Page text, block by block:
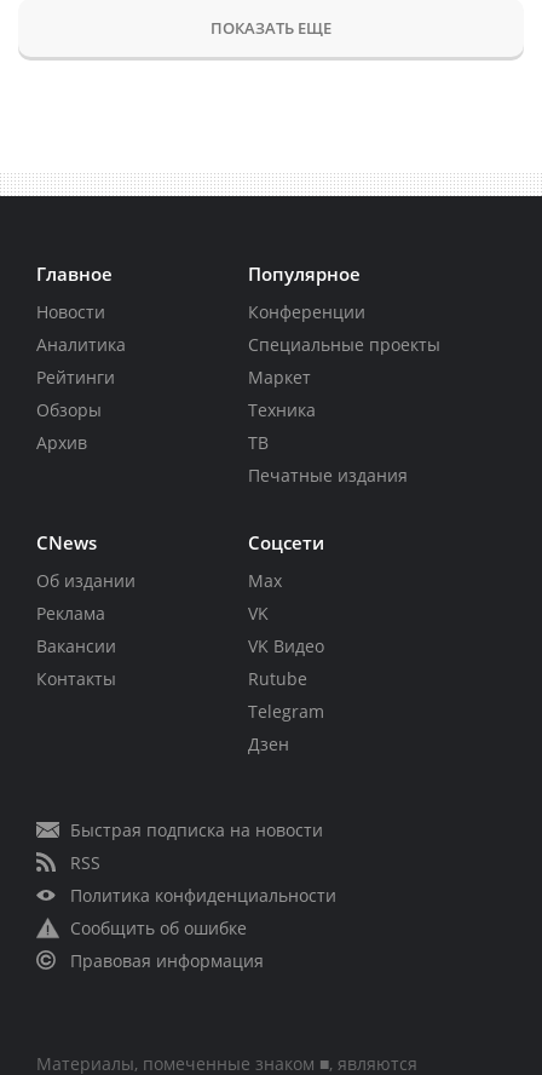
ПОКАЗАТЬ ЕЩЕ
Главное
Новости
Аналитика
Рейтинги
Обзоры
Архив
Популярное
Конференции
Специальные проекты
Маркет
Техника
ТВ
Печатные издания
CNews
Об издании
Реклама
Вакансии
Контакты
Соцсети
Max
VK
VK Видео
Rutube
Telegram
Дзен
Быстрая подписка на новости
RSS
Политика конфиденциальности
Сообщить об ошибке
Правовая информация
Материалы, помеченные знаком ■, являются